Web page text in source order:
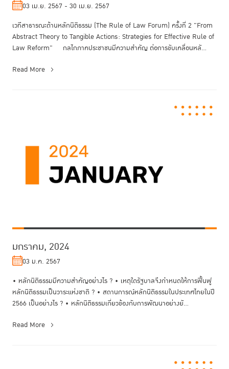
03 เม.ย. 2567 - 30 เม.ย. 2567
เวทีสาธารณะด้านหลักนิติธรรม (The Rule of Law Forum) ครั้งที่ 2 "From
Abstract Theory to Tangible Actions: Strategies for Effective Rule of
Law Reform" กลไกภาคประชาชนมีความสำคัญ ต่อการขับเคลื่อนหลั...
Read More
มกราคม, 2024
03 ม.ค. 2567
• หลักนิติธรรมมีความสำคัญอย่างไร ? • เหตุใดรัฐบาลจึงกำหนดให้การฟื้นฟู
หลักนิติธรรมเป็นวาระแห่งชาติ ? • สถานการณ์หลักนิติธรรมในประเทศไทยในปี
2566 เป็นอย่างไร ? • หลักนิติธรรมเกี่ยวข้องกับการพัฒนาอย่างยั...
Read More